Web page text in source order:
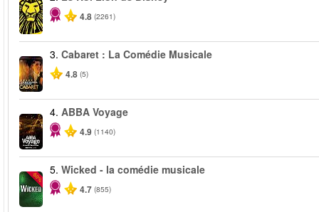
4.8 (2261)
3. Cabaret : La Comédie Musicale
4.8 (5)
4. ABBA Voyage
4.9 (1140)
-50%
5. Wicked - la comédie musicale
4.7 (855)